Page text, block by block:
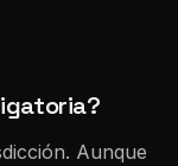
Aunque